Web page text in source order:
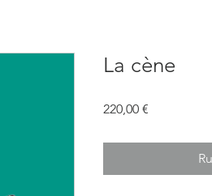
La cène
220,00 €